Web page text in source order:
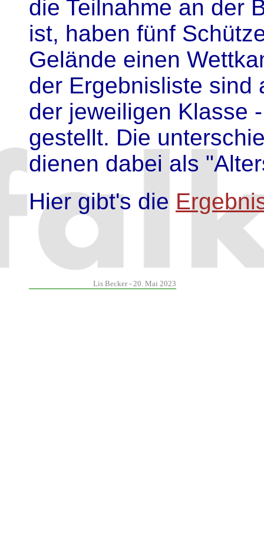
die Teilnahme an der
ist, haben fünf
Gelände einen
der Ergebnisliste sind
der jeweiligen Klasse
gestellt. Die
dienen dabei als
Hier gibt's die
Lis Becker - 20. Mai 2023